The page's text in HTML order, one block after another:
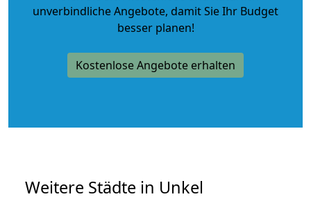
unverbindliche Angebote, damit Sie Ihr Budget
besser planen!
Kostenlose Angebote erhalten
Weitere Städte in Unkel